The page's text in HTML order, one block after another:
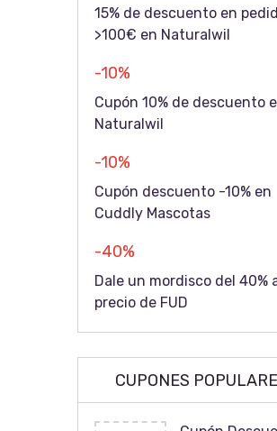
15% de descuento en
>100€ en Naturalwil
-10%
Cupón 10% de descuento
Naturalwil
-10%
Cupón descuento -10% en
Cuddly Mascotas
-40%
Dale un mordisco del 40%
precio de FUD
CUPONES